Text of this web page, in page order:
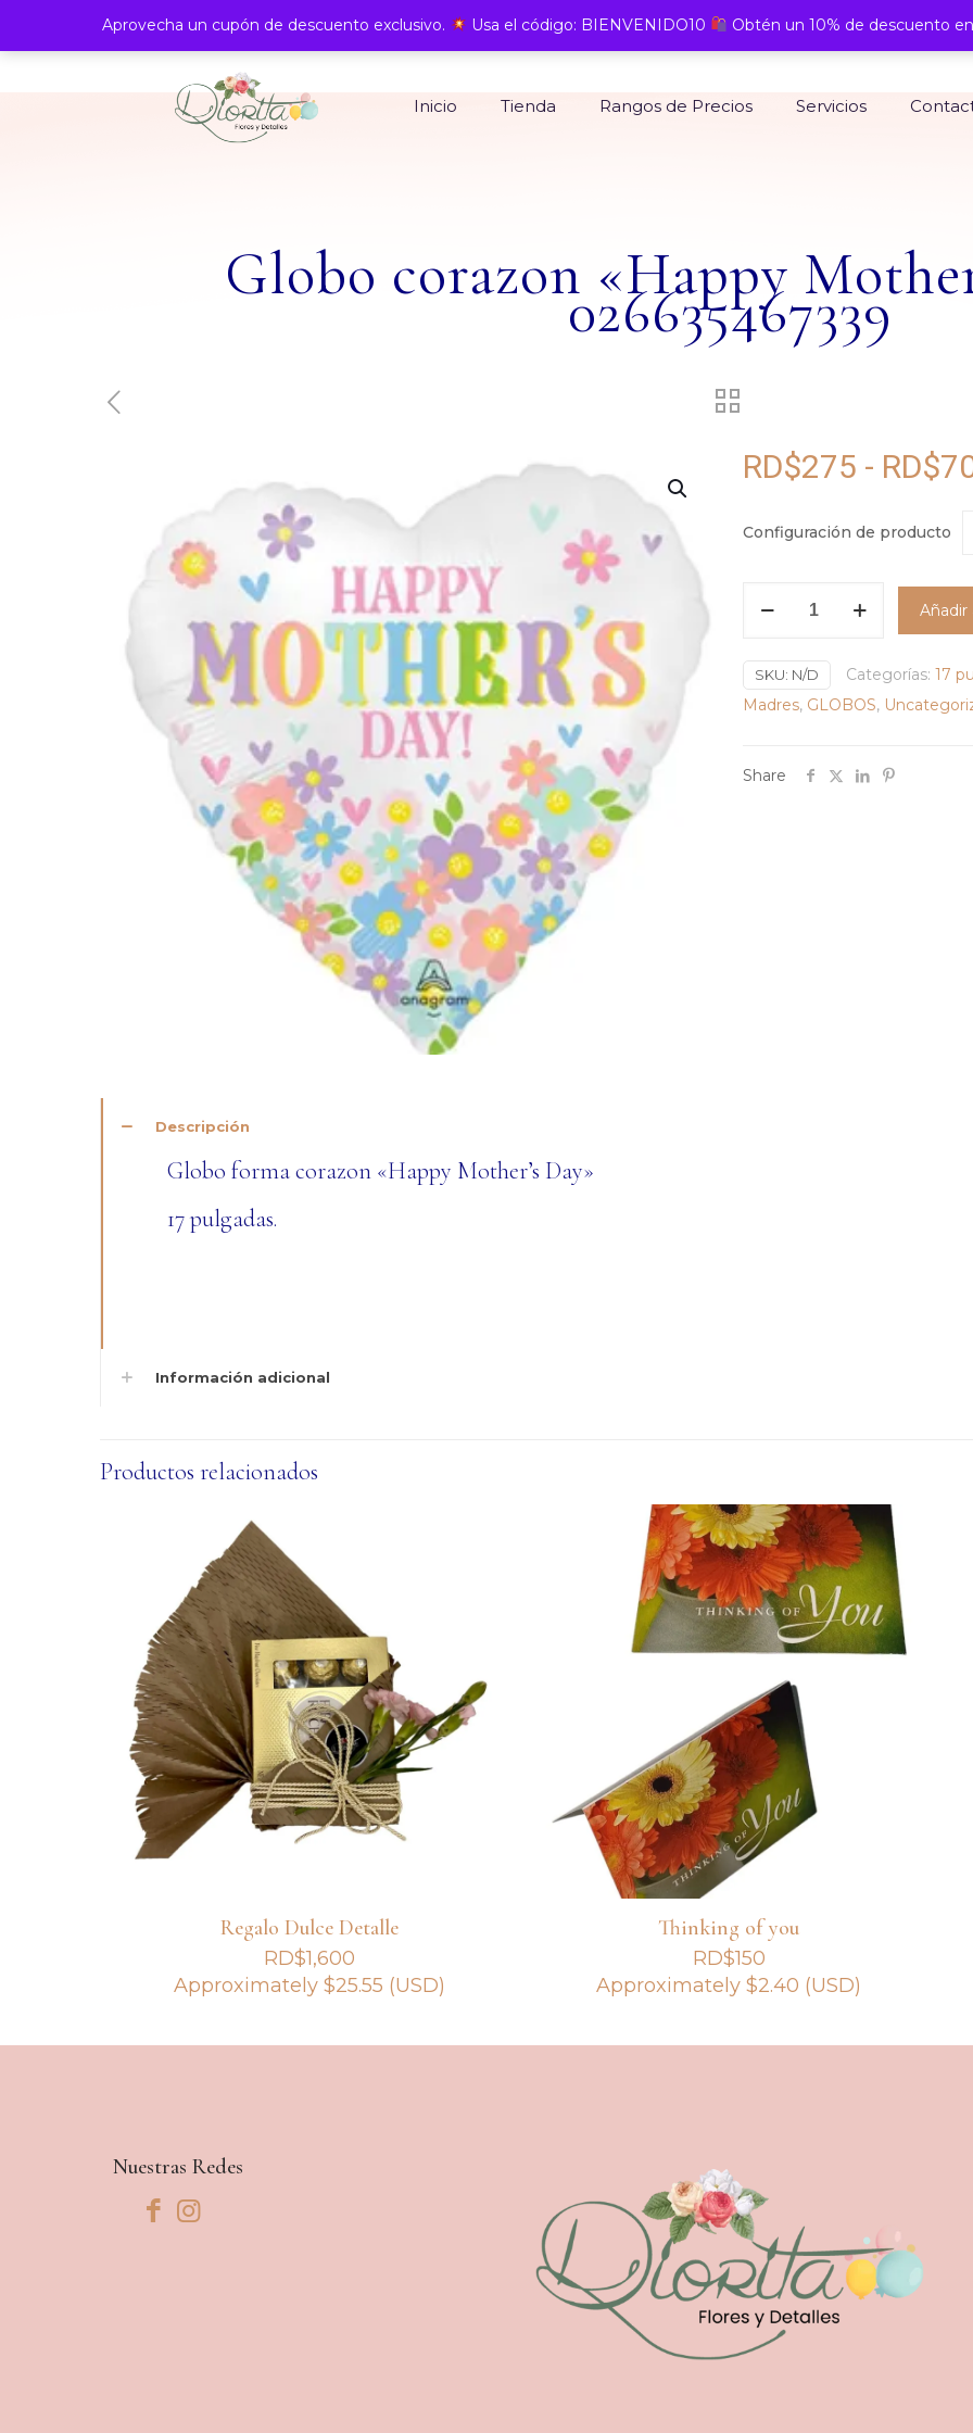
Inicio Tienda Rangos de Precios Servicios
Globo corazon «Happy
026635467339
RD$275 - RD$
Configuración de producto
Mother's
Day"
cantidad
Añadir
SKU: N/D Categorías: 17
Madres, GLOBOS,
Share
Descripción
Globo forma corazon «Happy Mother’s Day»
17 pulgadas.
Información adicional
Productos relacionados
Regalo Dulce Detalle
RD$1,600
Approximately$25.55 (USD)
Thinking of you
RD$150
Approximately$2.40 (USD)
Nuestras Redes
Aprovecha un cupón de descuento exclusivo. Usa el código: BIENVENIDO10 Obtén un 10% de descuento